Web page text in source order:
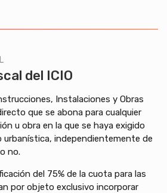
del ICIO
Instalaciones y Obras
que se abona para cualquier
u obra en la que se haya exigido
urbanística, independientemente de
no.
del 75% de la cuota para las
por objeto exclusivo incorporar